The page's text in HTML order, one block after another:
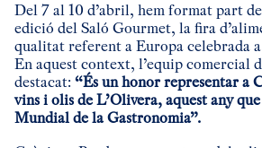
Del 7 al 10 d’abril, hem format part
edició del Saló Gourmet, la fira
qualitat referent a Europa celebrada
En aquest context, l’equip comercial
destacat: “És un honor representar a
vins i olis de L’Olivera, aquest any
Mundial de la Gastronomia”.